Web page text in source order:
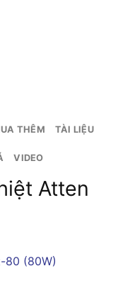
THÊM TÀI LIỆU
VIDEO
Atten